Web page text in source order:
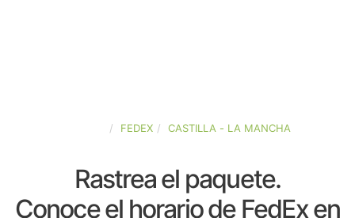
FEDEX CASTILLA - LA MANCHA
Rastrea el paquete.
Conoce el horario de FedEx en